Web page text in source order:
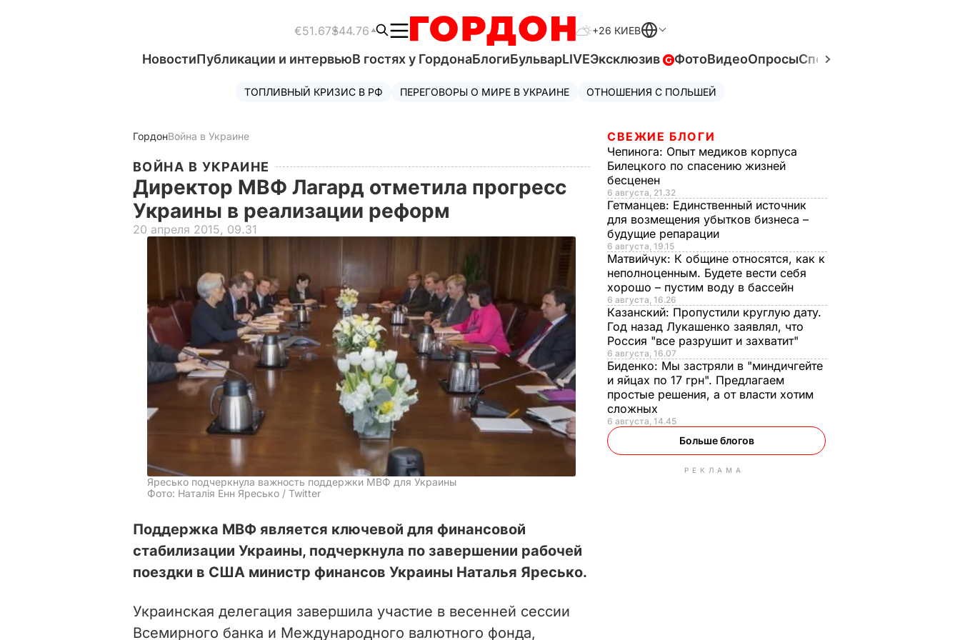
€51.67$44.76 +26 КИЕВ
НовостиПубликации и интервьюВ гостях у ГордонаБлогиБульварLIVEЭксклюзив ФотоВидеоОпросыСпецпроекты
ТОПЛИВНЫЙ КРИЗИС В РФ ПЕРЕГОВОРЫ О МИРЕ В УКРАИНЕ ОТНОШЕНИЯ С ПОЛЬШЕЙ
ГордонВойна в Украине
ВОЙНА В УКРАИНЕ
Директор МВФ Лагард отметила прогресс
Украины в реализации реформ
20 апреля 2015, 09.31
Яресько подчеркнула важность поддержки МВФ для Украины
Фото: Наталія Енн Яресько / Twitter
Поддержка МВФ является ключевой для финансовой
стабилизации Украины, подчеркнула по завершении рабочей
поездки в США министр финансов Украины Наталья Яресько.
Украинская делегация завершила участие в весенней сессии
Всемирного банка и Международного валютного фонда,
СВЕЖИЕ БЛОГИ
Чепинога: Опыт медиков корпуса
Билецкого по спасению жизней
бесценен
6 августа, 21.32
Гетманцев: Единственный источник
для возмещения убытков бизнеса –
будущие репарации
6 августа, 19.15
Матвийчук: К общине относятся, как к
неполноценным. Будете вести себя
хорошо – пустим воду в бассейн
6 августа, 16.26
Казанский: Пропустили круглую дату.
Год назад Лукашенко заявлял, что
Россия "все разрушит и захватит"
6 августа, 16.07
Биденко: Мы застряли в "миндичгейте
и яйцах по 17 грн". Предлагаем
простые решения, а от власти хотим
сложных
6 августа, 14.45
Больше блогов
РЕКЛАМА